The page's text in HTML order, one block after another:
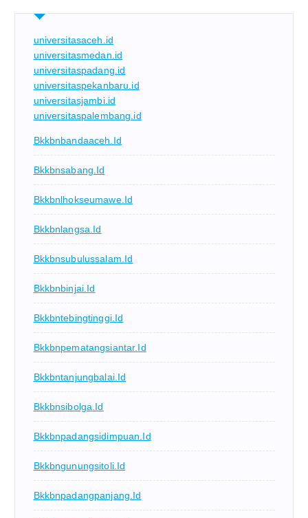
universitasaceh.id
universitasmedan.id
universitaspadang.id
universitaspekanbaru.id
universitasjambi.id
universitaspalembang.id
Bkkbnbandaaceh.id
Bkkbnsabang.id
Bkkbnlhokseumawe.id
Bkkbnlangsa.id
Bkkbnsubulussalam.id
Bkkbnbinjai.id
Bkkbntebingtinggi.id
Bkkbnpematangsiantar.id
Bkkbntanjungbalai.id
Bkkbnsibolga.id
Bkkbnpadangsidimpuan.id
Bkkbngunungsitoli.id
Bkkbnpadangpanjang.id